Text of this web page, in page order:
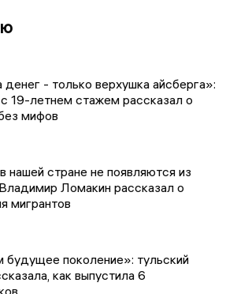
- только верхушка айсберга»:
19-летнем стажем рассказал о
мифов
нашей стране не появляются из
Ломакин рассказал о
мигрантов
поколение»: тульский
как выпустила 6